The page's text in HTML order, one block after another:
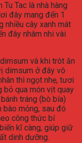
Tac là nhà hàng
đây mang đến 1
nhiều cây xanh mát
đây nhâm nhi vài
và khi trót ăn
dimsum ở đây vô
thì ngọt nhẹ, tươi
bỏ qua món vịt quay
tráng (bò bía)
bào mỏng, sau đó
công thức bí
kĩ càng, giúp giữ
dinh dưỡng.